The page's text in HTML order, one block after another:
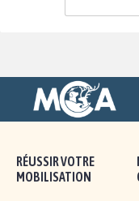
RÉUSSIR VOTRE
MOBILISATION